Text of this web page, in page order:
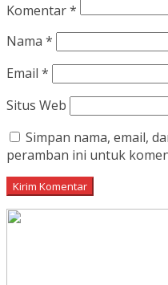
Komentar*
Nama *
Email *
Situs Web
Simpan nama, email,
peramban ini untuk